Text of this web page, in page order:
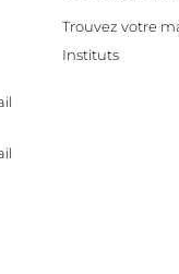
Trouvez votre
Instituts